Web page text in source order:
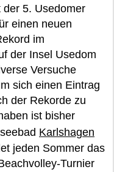
der 5. Usedomer
einen neuen
im
der Insel Usedom
Versuche
sich einen Eintrag
der Rekorde zu
ist bisher
Karlshagen
jeden Sommer das
Turnier